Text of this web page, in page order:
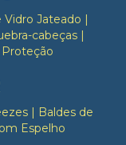
Vidro Jateado |
cabeças |
Proteção
| Baldes de
Espelho